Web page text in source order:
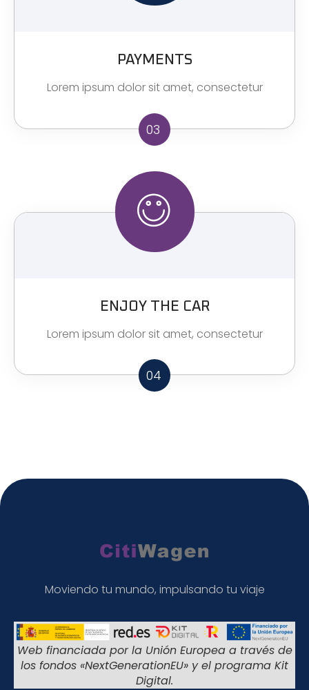
PAYMENTS
Lorem ipsum dolor sit amet, consectetur
03
ENJOY THE CAR
Lorem ipsum dolor sit amet, consectetur
04
Moviendo tu mundo, impulsando tu viaje
Web financiada por la Unión Europea a través de
los fondos «NextGenerationEU» y el programa Kit
Digital.